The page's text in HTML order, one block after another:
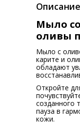
Описание
Мыло
оливы
Мыло с
карите и
обладают
Откройте
созданного
пауза в
кожи.